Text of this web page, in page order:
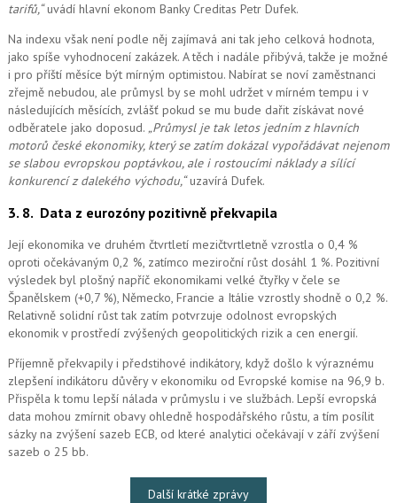
tarifů,“uvádí hlavní ekonom Banky Creditas Petr Dufek.
Na indexu však není podle něj zajímavá ani tak jeho celková hodnota,
jako spíše vyhodnocení zakázek. A těch i nadále přibývá, takže je možné
i pro příští měsíce být mírným optimistou. Nabírat se noví zaměstnanci
zřejmě nebudou, ale průmysl by se mohl udržet v mírném tempu i v
následujících měsících, zvlášť pokud se mu bude dařit získávat nové
odběratele jako doposud. „Průmysl je tak letos jedním z hlavních
motorů české ekonomiky, který se zatím dokázal vypořádávat nejenom
se slabou evropskou poptávkou, ale i rostoucími náklady a sílící
konkurencí z dalekého východu,“uzavírá Dufek.
3. 8. Data z eurozóny pozitivně překvapila
Její ekonomika ve druhém čtvrtletí mezičtvrtletně vzrostla o 0,4 %
oproti očekávaným 0,2 %, zatímco meziroční růst dosáhl 1 %. Pozitivní
výsledek byl plošný napříč ekonomikami velké čtyřky v čele se
Španělskem (+0,7 %), Německo, Francie a Itálie vzrostly shodně o 0,2 %.
Relativně solidní růst tak zatím potvrzuje odolnost evropských
ekonomik v prostředí zvýšených geopolitických rizik a cen energií.
Příjemně překvapily i předstihové indikátory, když došlo k výraznému
zlepšení indikátoru důvěry v ekonomiku od Evropské komise na 96,9 b.
Přispěla k tomu lepší nálada v průmyslu i ve službách. Lepší evropská
data mohou zmírnit obavy ohledně hospodářského růstu, a tím posílit
sázky na zvýšení sazeb ECB, od které analytici očekávají v září zvýšení
sazeb o 25 bb.
Další krátké zprávy